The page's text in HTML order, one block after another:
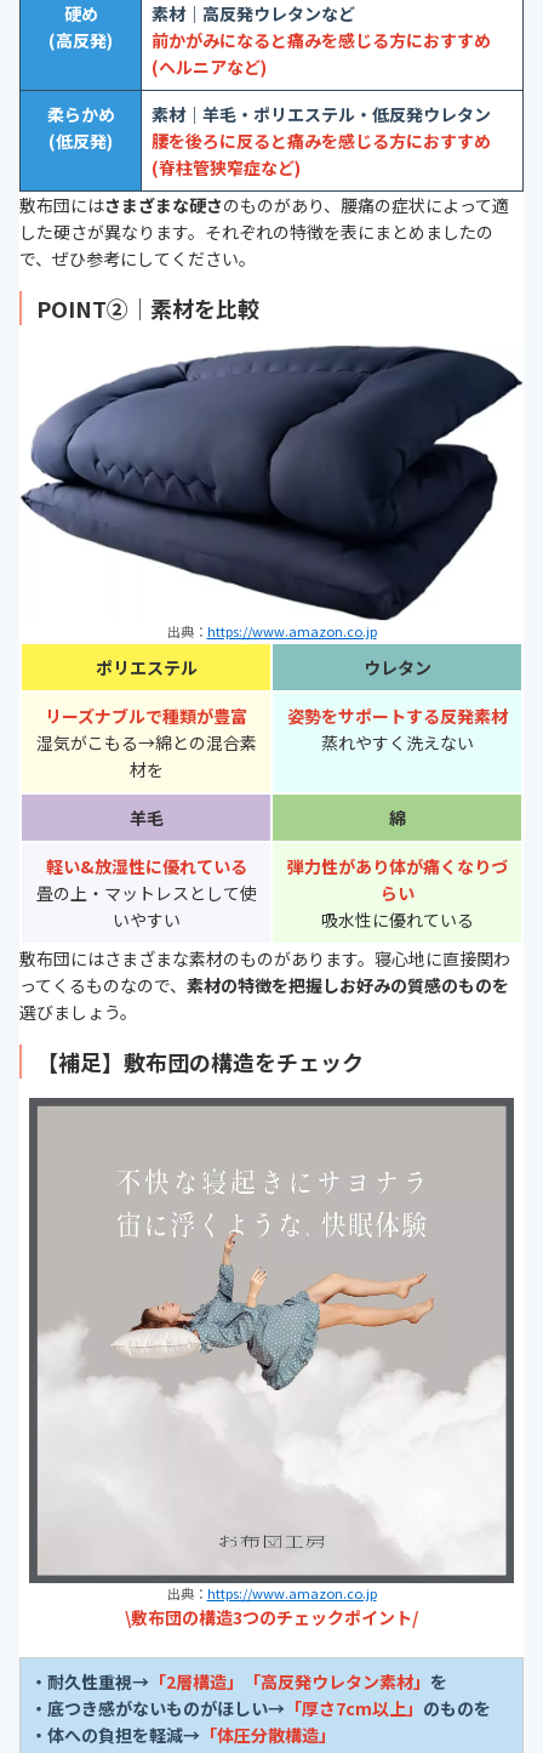
硬め
(高反発)
素材｜高反発ウレタンなど
前かがみになると痛みを感じる方におすすめ
(ヘルニアなど)
柔らかめ
(低反発)
素材｜羊毛・ポリエステル・低反発ウレタン
腰を後ろに反ると痛みを感じる方におすすめ
(脊柱管狭窄症など)
敷布団にはさまざまな硬さのものがあり、腰痛の症状によって適
した硬さが異なります。それぞれの特徴を表にまとめましたの
で、ぜひ参考にしてください。
POINT②｜素材を比較
出典： https://www.amazon.co.jp
ポリエステル
ウレタン
リーズナブルで種類が豊富
湿気がこもる→綿との混合素
材を
姿勢をサポートする反発素材
蒸れやすく洗えない
羊毛
綿
軽い&放湿性に優れている
畳の上・マットレスとして使
いやすい
弾力性があり体が痛くなりづ
らい
吸水性に優れている
敷布団にはさまざまな素材のものがあります。寝心地に直接関わ
ってくるものなので、 素材の特徴を把握しお好みの質感のものを
選びましょう。
【補足】敷布団の構造をチェック
出典： https://www.amazon.co.jp
\敷布団の構造3つのチェックポイント/
・耐久性重視→ 「2層構造」「高反発ウレタン素材」 を
・底つき感がないものがほしい→ 「厚さ7cm以上」 のものを
・体への負担を軽減→ 「体圧分散構造」